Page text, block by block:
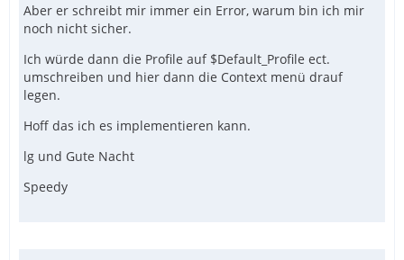
ConsoleWrite('Port (TV 1): ' &
Aber er schreibt mir immer ein Error, warum bin ich mir
noch nicht sicher.
Ich würde dann die Profile auf $Default_Profile ect.
umschreiben und hier dann die Context menü drauf
legen.
Hoff das ich es implementieren kann.
lg und Gute Nacht
Speedy